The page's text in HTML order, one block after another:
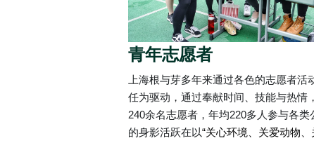
青年志愿者
上海根与芽多年来通过各色的志愿者
任为驱动，通过奉献时间、技能与热
240余名志愿者，年均220多人参与各
的身影活跃在以“关心环境、关爱动物